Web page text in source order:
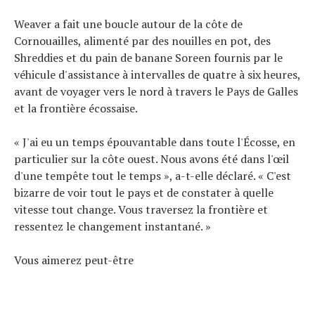
Weaver a fait une boucle autour de la côte de
Cornouailles, alimenté par des nouilles en pot, des
Shreddies et du pain de banane Soreen fournis par le
véhicule d'assistance à intervalles de quatre à six heures,
avant de voyager vers le nord à travers le Pays de Galles
et la frontière écossaise.
« J'ai eu un temps épouvantable dans toute l'Écosse, en
particulier sur la côte ouest. Nous avons été dans l'œil
d'une tempête tout le temps », a-t-elle déclaré. « C'est
bizarre de voir tout le pays et de constater à quelle
vitesse tout change. Vous traversez la frontière et
ressentez le changement instantané. »
Vous aimerez peut-être